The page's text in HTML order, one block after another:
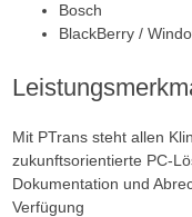
Bosch
BlackBerry /
Mit PTrans steht allen
zukunftsorientierte PC-
Dokumentation und
Verfügung